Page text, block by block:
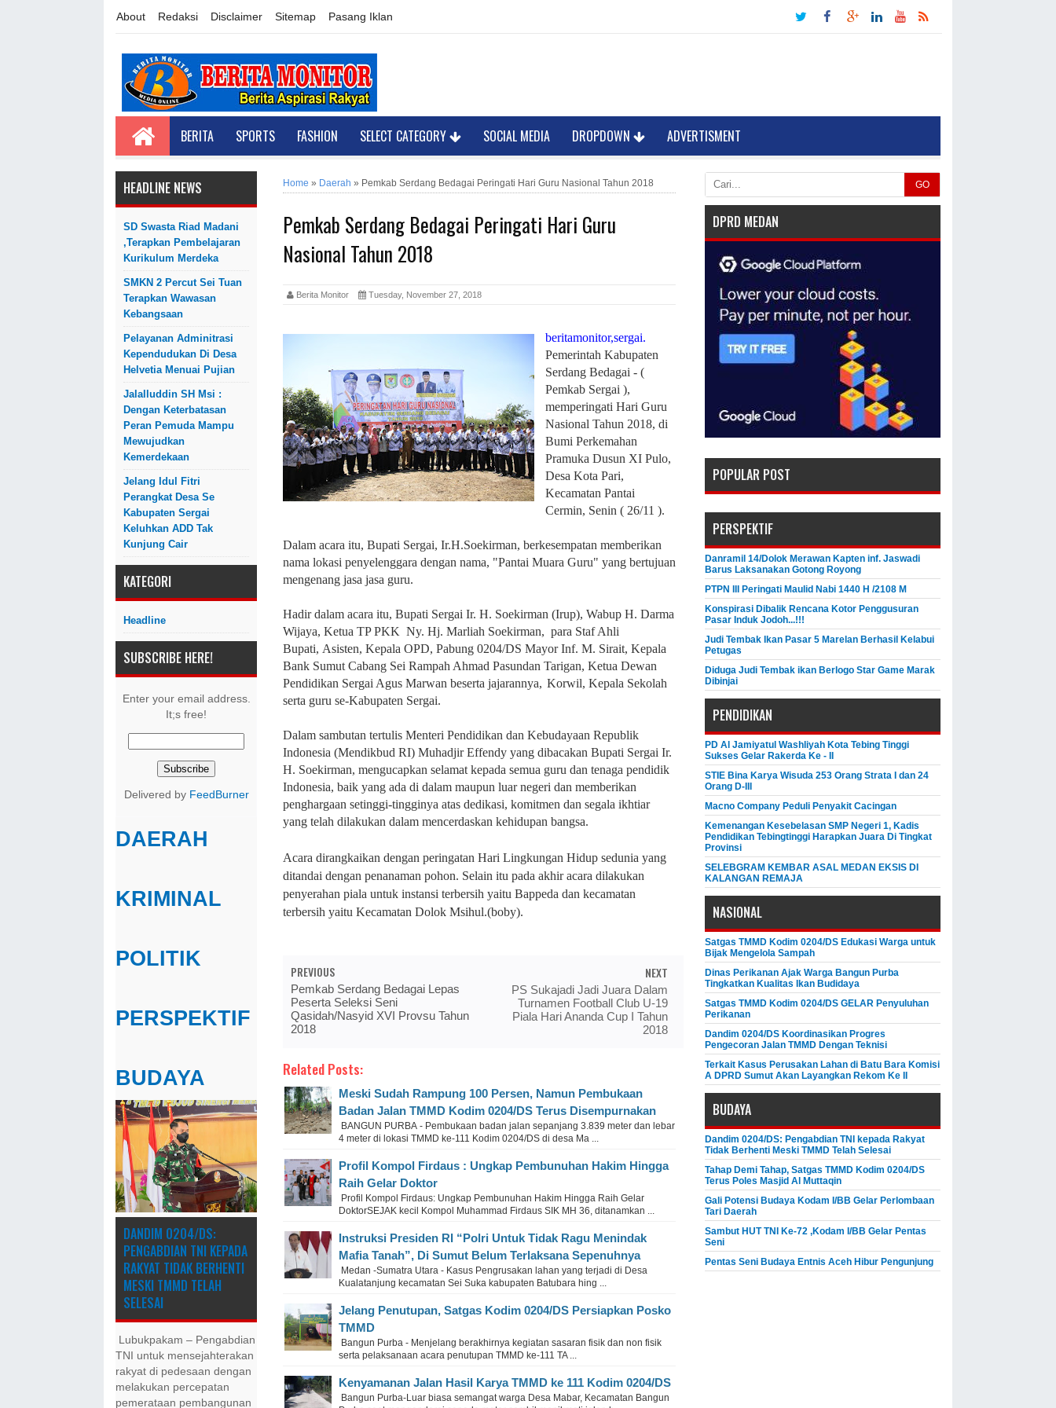
About Redaksi Disclaimer Sitemap Pasang Iklan
BERITA SPORTS FASHION SELECT CATEGORY SOCIAL MEDIA DROPDOWN ADVERTISMENT
HEADLINE NEWS
SD Swasta Riad Madani
,Terapkan Pembelajaran
Kurikulum Merdeka
SMKN 2 Percut Sei Tuan
Terapkan Wawasan
Kebangsaan
Pelayanan Adminitrasi
Kependudukan Di Desa
Helvetia Menuai Pujian
Jalalluddin SH Msi :
Dengan Keterbatasan
Peran Pemuda Mampu
Mewujudkan
Kemerdekaan
Jelang Idul Fitri
Perangkat Desa Se
Kabupaten Sergai
Keluhkan ADD Tak
Kunjung Cair
KATEGORI
Headline
SUBSCRIBE HERE!
Enter your email address.
It;s free!
Delivered by FeedBurner
DAERAH
KRIMINAL
POLITIK
PERSPEKTIF
BUDAYA
DANDIM 0204/DS:
PENGABDIAN TNI KEPADA
RAKYAT TIDAK BERHENTI
MESKI ​TMMD TELAH
SELESAI
Lubukpakam – Pengabdian
TNI untuk mensejahterakan
rakyat di pedesaan dengan
melakukan percepatan
pemerataan pembangunan
Home » Daerah » Pemkab Serdang Bedagai Peringati Hari Guru Nasional Tahun 2018
Pemkab Serdang Bedagai Peringati Hari Guru
Nasional Tahun 2018
Berita Monitor Tuesday, November 27, 2018
beritamonitor,sergai.
Pemerintah Kabupaten
Serdang Bedagai - (
Pemkab Sergai ),
memperingati Hari Guru
Nasional Tahun 2018, di
Bumi Perkemahan
Pramuka Dusun XI Pulo,
Desa Kota Pari,
Kecamatan Pantai
Cermin, Senin ( 26/11 ).
Dalam acara itu, Bupati Sergai, Ir.H.Soekirman, berkesempatan memberikan
nama lokasi penyelenggara dengan nama, "Pantai Muara Guru" yang bertujuan
mengenang jasa jasa guru.
Hadir dalam acara itu, Bupati Sergai Ir. H. Soekirman (Irup), Wabup H. Darma
Wijaya, Ketua TP PKK Ny. Hj. Marliah Soekirman, para Staf Ahli
Bupati, Asisten, Kepala OPD, Pabung 0204/DS Mayor Inf. M. Sirait, Kepala
Bank Sumut Cabang Sei Rampah Ahmad Pasundan Tarigan, Ketua Dewan
Pendidikan Sergai Agus Marwan beserta jajarannya, Korwil, Kepala Sekolah
serta guru se-Kabupaten Sergai.
Dalam sambutan tertulis Menteri Pendidikan dan Kebudayaan Republik
Indonesia (Mendikbud RI) Muhadjir Effendy yang dibacakan Bupati Sergai Ir.
H. Soekirman, mengucapkan selamat kepada semua guru dan tenaga pendidik
Indonesia, baik yang ada di dalam maupun luar negeri dan memberikan
penghargaan setinggi-tingginya atas dedikasi, komitmen dan segala ikhtiar
yang telah dilakukan dalam mencerdaskan kehidupan bangsa.
Acara dirangkaikan dengan peringatan Hari Lingkungan Hidup sedunia yang
ditandai dengan penanaman pohon. Selain itu pada akhir acara dilakukan
penyerahan piala untuk instansi terbersih yaitu Bappeda dan kecamatan
terbersih yaitu Kecamatan Dolok Msihul.(boby).
PREVIOUS
Pemkab Serdang Bedagai Lepas
Peserta Seleksi Seni
Qasidah/Nasyid XVI Provsu Tahun
2018
NEXT
PS Sukajadi Jadi Juara Dalam
Turnamen Football Club U-19
Piala Hari Ananda Cup I Tahun
2018
Related Posts:
Meski Sudah Rampung 100 Persen, Namun Pembukaan
Badan Jalan TMMD Kodim 0204/DS Terus Disempurnakan
BANGUN PURBA - Pembukaan badan jalan sepanjang 3.839 meter dan lebar
4 meter di lokasi TMMD ke-111 Kodim 0204/DS di desa Ma ...
Profil Kompol Firdaus : Ungkap Pembunuhan Hakim Hingga
Raih Gelar Doktor
Profil Kompol Firdaus: Ungkap Pembunuhan Hakim Hingga Raih Gelar
DoktorSEJAK kecil Kompol Muhammad Firdaus SIK MH 36, ditanamkan ...
Instruksi Presiden RI “Polri Untuk Tidak Ragu Menindak
Mafia Tanah”, Di Sumut Belum Terlaksana Sepenuhnya
Medan -Sumatra Utara - Kasus Pengrusakan lahan yang terjadi di Desa
Kualatanjung kecamatan Sei Suka kabupaten Batubara hing ...
Jelang Penutupan, Satgas Kodim 0204/DS Persiapkan Posko
TMMD
Bangun Purba - Menjelang berakhirnya kegiatan sasaran fisik dan non fisik
serta pelaksanaan acara penutupan TMMD ke-111 TA ...
Kenyamanan Jalan Hasil Karya TMMD ke 111 Kodim 0204/DS
Bangun Purba-Luar biasa semangat warga Desa Mabar, Kecamatan Bangun
GO
DPRD MEDAN
POPULAR POST
PERSPEKTIF
Danramil 14/Dolok Merawan Kapten inf. Jaswadi
Barus Laksanakan Gotong Royong
PTPN III Peringati Maulid Nabi 1440 H /2108 M
Konspirasi Dibalik Rencana Kotor Penggusuran
Pasar Induk Jodoh...!!!
Judi Tembak Ikan Pasar 5 Marelan Berhasil Kelabui
Petugas
Diduga Judi Tembak ikan Berlogo Star Game Marak
Dibinjai
PENDIDIKAN
PD Al Jamiyatul Washliyah Kota Tebing Tinggi
Sukses Gelar Rakerda Ke - II
STIE Bina Karya Wisuda 253 Orang Strata I dan 24
Orang D-III
Macno Company Peduli Penyakit Cacingan
Kemenangan Kesebelasan SMP Negeri 1, Kadis
Pendidikan Tebingtinggi Harapkan Juara Di Tingkat
Provinsi
SELEBGRAM KEMBAR ASAL MEDAN EKSIS DI
KALANGAN REMAJA
NASIONAL
Satgas TMMD Kodim 0204/DS Edukasi Warga untuk
Bijak Mengelola Sampah
Dinas Perikanan Ajak Warga Bangun Purba
Tingkatkan Kualitas Ikan Budidaya
Satgas TMMD Kodim 0204/DS GELAR Penyuluhan
Perikanan
Dandim 0204/DS Koordinasikan Progres
Pengecoran Jalan TMMD Dengan Teknisi
Terkait Kasus Perusakan Lahan di Batu Bara Komisi
A DPRD Sumut Akan Layangkan Rekom Ke II
BUDAYA
Dandim 0204/DS: Pengabdian TNI kepada Rakyat
Tidak Berhenti Meski ​TMMD Telah Selesai
Tahap Demi Tahap, Satgas TMMD Kodim 0204/DS
Terus Poles Masjid Al Muttaqin
Gali Potensi Budaya Kodam I/BB Gelar Perlombaan
Tari Daerah
Sambut HUT TNI Ke-72 ,Kodam I/BB Gelar Pentas
Seni
Pentas Seni Budaya Entnis Aceh Hibur Pengunjung